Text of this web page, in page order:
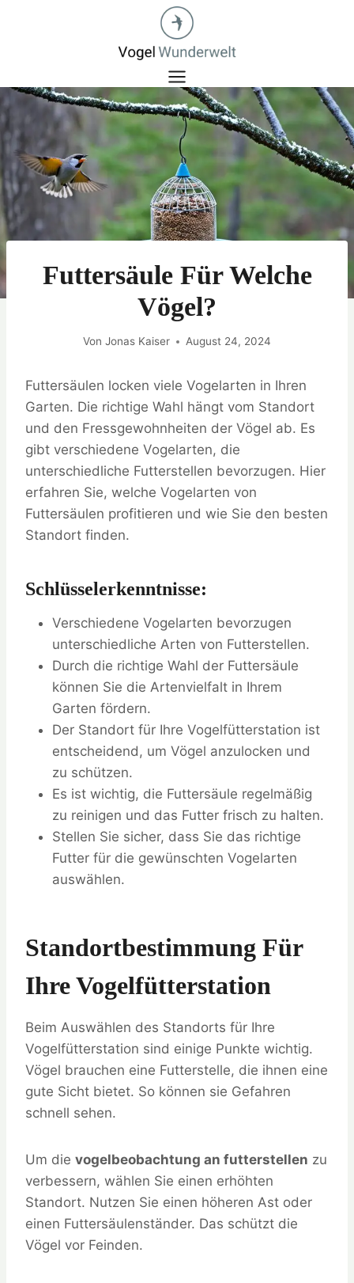
Futtersäule Für Welche
Vögel?
Von Jonas Kaiser August 24, 2024
Futtersäulen locken viele Vogelarten in Ihren
Garten. Die richtige Wahl hängt vom Standort
und den Fressgewohnheiten der Vögel ab. Es
gibt verschiedene Vogelarten, die
unterschiedliche Futterstellen bevorzugen. Hier
erfahren Sie, welche Vogelarten von
Futtersäulen profitieren und wie Sie den besten
Standort finden.
Schlüsselerkenntnisse:
Verschiedene Vogelarten bevorzugen
unterschiedliche Arten von Futterstellen.
Durch die richtige Wahl der Futtersäule
können Sie die Artenvielfalt in Ihrem
Garten fördern.
Der Standort für Ihre Vogelfütterstation ist
entscheidend, um Vögel anzulocken und
zu schützen.
Es ist wichtig, die Futtersäule regelmäßig
zu reinigen und das Futter frisch zu halten.
Stellen Sie sicher, dass Sie das richtige
Futter für die gewünschten Vogelarten
auswählen.
Standortbestimmung Für
Ihre Vogelfütterstation
Beim Auswählen des Standorts für Ihre
Vogelfütterstation sind einige Punkte wichtig.
Vögel brauchen eine Futterstelle, die ihnen eine
gute Sicht bietet. So können sie Gefahren
schnell sehen.
Um die vogelbeobachtung an futterstellen zu
verbessern, wählen Sie einen erhöhten
Standort. Nutzen Sie einen höheren Ast oder
einen Futtersäulenständer. Das schützt die
Vögel vor Feinden.